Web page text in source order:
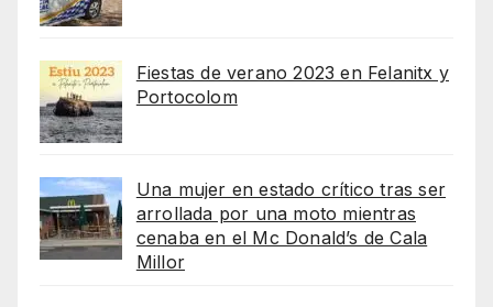
Fiestas de verano 2023 en Felanitx y
Portocolom
Una mujer en estado crítico tras ser
arrollada por una moto mientras
cenaba en el Mc Donald’s de Cala
Millor